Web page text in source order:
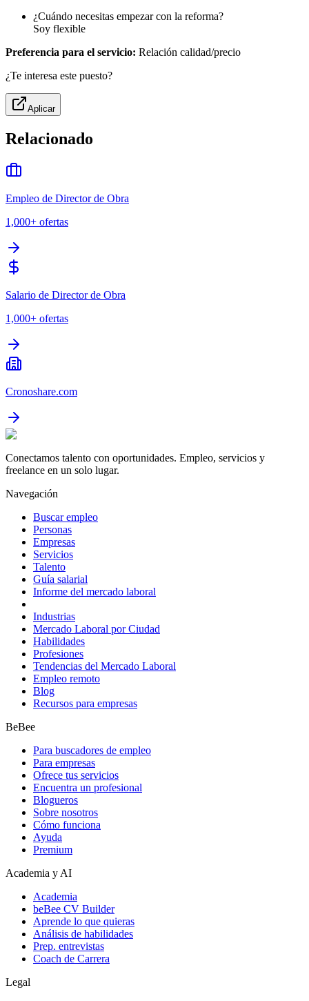
¿Cuándo necesitas empezar con la reforma?
Soy flexible
Preferencia para el servicio: Relación calidad/precio
¿Te interesa este puesto?
Aplicar
Relacionado
Empleo de Director de Obra
1,000+ ofertas
Salario de Director de Obra
1,000+ ofertas
Cronoshare.com
Conectamos talento con oportunidades. Empleo, servicios y
freelance en un solo lugar.
Navegación
Buscar empleo
Personas
Empresas
Servicios
Talento
Guía salarial
Informe del mercado laboral
Industrias
Mercado Laboral por Ciudad
Habilidades
Profesiones
Tendencias del Mercado Laboral
Empleo remoto
Blog
Recursos para empresas
BeBee
Para buscadores de empleo
Para empresas
Ofrece tus servicios
Encuentra un profesional
Blogueros
Sobre nosotros
Cómo funciona
Ayuda
Premium
Academia y AI
Academia
beBee CV Builder
Aprende lo que quieras
Análisis de habilidades
Prep. entrevistas
Coach de Carrera
Legal